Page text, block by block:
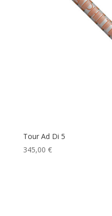
Tour Ad Di 5
345,00 €